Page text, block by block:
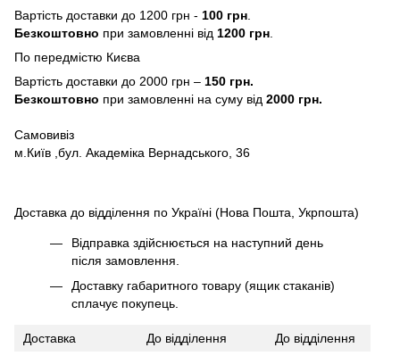
Вартість доставки до 1200 грн - 100 грн
Безкоштовно при замовленні від 1200 грн
По передмістю Києва
Вартість доставки до 2000 грн – 150 грн.
Безкоштовно при замовленні на суму від 2000 грн.
Самовивіз
м.Київ ,бул. Академіка Вернадського, 36
Доставка до відділення по Україні (Нова Пошта, Укрпошта)
Відправка здійснюється на наступний день
після замовлення.
Доставку габаритного товару (ящик стаканів)
сплачує покупець.
Доставка До відділення
До відділення